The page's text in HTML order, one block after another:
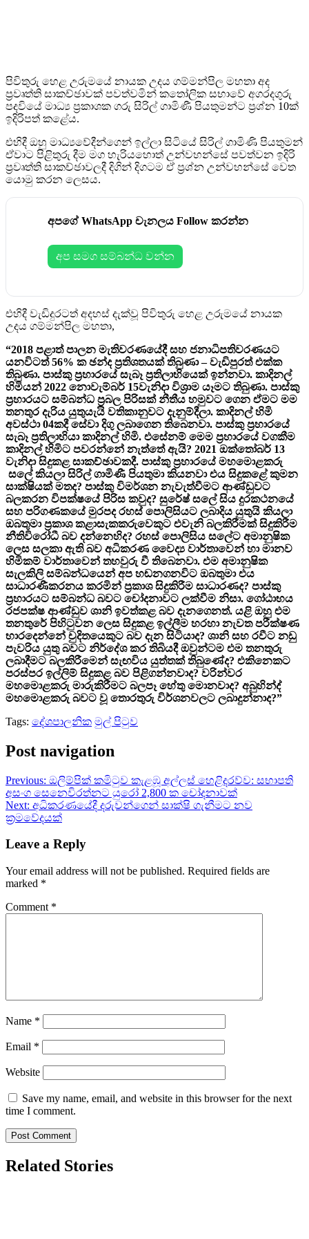
පිවිතුරු හෙළ උරුමයේ නායක උදය ගම්මන්පිල මහතා අද
ප්‍රවෘත්ති සාකච්ඡාවක් පවත්වමින් කතෝලික සභාවේ අගරදගුරු
පදවියේ මාධ්‍ය ප්‍රකාශක ගරු සිරිල් ගාමිණී පියතුමන්ට ප්‍රශ්න 10ක්
ඉදිරිපත් කළේය.
එහිදී ඔහු මාධ්‍යවේදීන්ගෙන් ඉල්ලා සිටියේ සිරිල් ගාමිණි පියතුමන්
ඒවාට පිළිතුරු දීම මග හැරියහොත් උන්වහන්සේ පවත්වන ඉදිරි
ප්‍රවෘත්ති සාකච්ඡාවලදී දිගින් දිගටම ඒ ප්‍රශ්න උන්වහන්සේ වෙත
යොමු කරන ලෙසය.
අපගේ WhatsApp චැනලය Follow කරන්න
අප සමග සම්බන්ධ වන්න
එහිදී වැඩිදුරටත් අදහස් දැක්වූ පිවිතුරු හෙළ උරුමයේ නායක
උදය ගම්මන්පිල මහතා,
“2018 පළාත් පාලන මැතිවරණයේදී සහ ජනාධිපතිවරණයට
යනවිටත් 56% ක ඡන්ද ප්‍රතිශතයක් තිබුණා – වැඩිපුරත් එක්ක
තිබුණා. පාස්කු ප්‍රහාරයේ සැබෑ ප්‍රතිලාභියෙක් ඉන්නවා. කාදිනල්
හිමියන් 2022 නොවැම්බර් 15වැනිදා විශ්‍රාම යෑමට තිබුණා. පාස්කු
ප්‍රහාරයට සම්බන්ධ ප්‍රබල පිරිසක් නීතීය හමුවට ගෙන ඒමට මම
තනතුර දැරිය යුතුයැයි වතිකානුවට දැනුම්දීලා. කාදිනල් හිමි
අවස්ථා 04කදී සේවා දිගු ලබාගෙන තිබෙනවා. පාස්කු ප්‍රහාරයේ
සැබෑ ප්‍රතිලාභියා කාදිනල් හිමි. එසේනම් මෙම ප්‍රහාරයේ වගකීම
කාදිනල් හිමිට පවරන්නේ නැත්තේ ඇයි? 2021 ඔක්තෝබර් 13
වැනිදා සිදුකළ සාකච්ඡාවකදී. පාස්කු ප්‍රහාරයේ මහමොළකරු
සලේ කියලා සිරිල් ගාමිණී පියතුමා කියනවා එය සිදුකළේ කුමන
සාක්ෂියක් මතද? පාස්කු විමර්ශන නැවැත්වීමට ආණ්ඩුවට
බලකරන විපක්ෂයේ පිරිස කවුද? සුරේෂ් සලේ සිය දුරකථනයේ
සහ පරිගණකයේ මුරපද රහස් පොලිසියට ලබාදිය යුතුයි කියලා
ඔබතුමා ප්‍රකාශ කළාසැකකරුවෙකුට එවැනි බලකිරීමක් සිදුකිරීම
නීතිවිරෝධී බව දන්නෙහිද? රහස් පොලිසිය සලේට අමානුෂික
ලෙස සලකා ඇති බව අධිකරණ වෛද්‍ය වාර්තාවෙන් හා මානව
හිමිකම් වාර්තාවෙන් තහවුරු වී තිබෙනවා. එම අමානුෂික
සැලකිලි සම්බන්ධයෙන් අප හඬනගනවිට ඔබතුමා එය
සාධාරණීකරනය කරමින් ප්‍රකාශ සිදුකිරීම සාධාරණද? පාස්කු
ප්‍රහාරයට සම්බන්ධ බවට චෝදනාවට ලක්වීම නිසා. ගෝඨාභය
රජපක්ෂ ආණ්ඩුව ශානි ඉවත්කළ බව දැනගෙනත්. යළි ඔහු එම
තනතුරේ පිහිටුවන ලෙස සිදුකළ ඉල්ලීම හරහා නැවත පරීක්ෂණ
භාරදෙන්නේ චුදිතයෙකුට බව දැන සිටියාද? ශානි සහ රවීට නඩු
පැවරිය යුතු බවට නිර්දේශ කර තිබියදී ඔවුන්ටම එම තනතුරු
ලබාදීමට බලකිරීමෙන් සැඟවිය යුත්තක් තිබුණේද? එකිනෙකට
පරස්පර ඉල්ලිම් සිදුකළ බව පිළිගන්නවාද? වරින්වර
මහමොළකරු මාරුකිරීමට බලපෑ හේතු මොනවාද? අබුහින්ද්
මහමොළකරු බවට වූ තොරතුරු විර්ශනවලට ලබාදුන්නාද?”
Tags: දේශපාලනික මුල් පිටුව
Post navigation
Previous: ඔලිම්පික් කමිටුව කැළඹූ අල්ලස් හෙළිදරව්ව: සභාපති
අසංග සෙනෙවිරත්නට යුරෝ 2,800 ක චෝදනාවක්
Next: අධිකරණයේදී දරුවන්ගෙන් සාක්ෂි ගැනීමට නව
ක්‍රමවේදයක්
Leave a Reply
Your email address will not be published. Required fields are
marked *
Comment *
Name *
Email *
Website
Save my name, email, and website in this browser for the next
time I comment.
Related Stories